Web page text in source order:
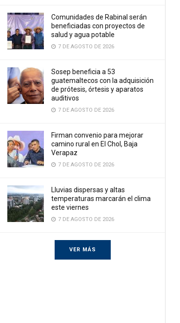
Comunidades de Rabinal serán
beneficiadas con proyectos de
salud y agua potable
7 DE AGOSTO DE 2026
Sosep beneficia a 53
guatemaltecos con la adquisición
de prótesis, órtesis y aparatos
auditivos
7 DE AGOSTO DE 2026
Firman convenio para mejorar
camino rural en El Chol, Baja
Verapaz
7 DE AGOSTO DE 2026
Lluvias dispersas y altas
temperaturas marcarán el clima
este viernes
7 DE AGOSTO DE 2026
VER MÁS